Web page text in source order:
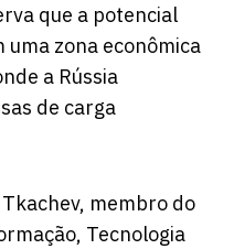
que a potencial
zona econômica
a Rússia
de carga
membro do
Tecnologia